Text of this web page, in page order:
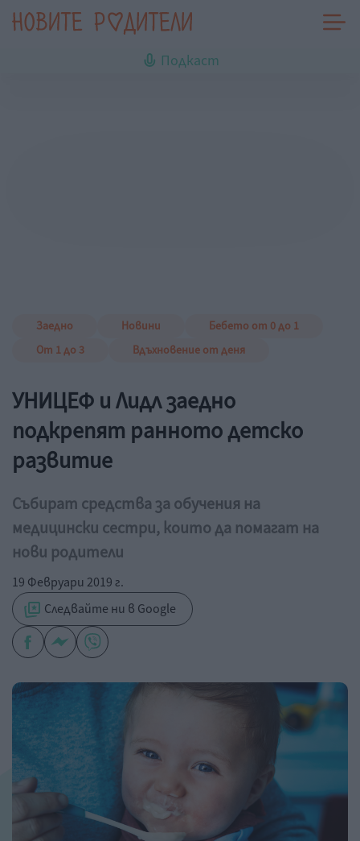
Подкаст
Заедно Новини
Бебето от 0 до 1
От 1 до 3
Вдъхновение от деня
УНИЦЕФ и Лидл заедно
подкрепят ранното детско
развитие
Събират средства за обучения на
медицински сестри, които да помагат на
нови родители
19 Февруари 2019 г.
Следвайте ни в Google